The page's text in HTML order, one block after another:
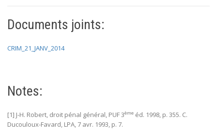
Documents joints:
CRIM_21_JANV_2014
Notes:
[1] J-H. Robert, droit pénal général, PUF 3ème éd. 1998, p. 355. C.
Ducouloux-Favard, LPA, 7 avr. 1993, p. 7.